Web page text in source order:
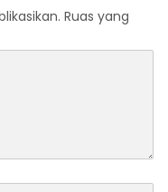
Ruas yang